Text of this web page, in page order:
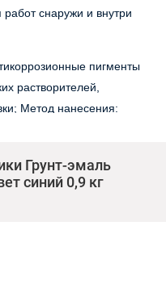
снаружи и внутри
пигменты
растворителей,
Метод нанесения:
6 ч; Расход: 100 -
нанесения:
Грунт-эмаль
синий 0,9 кг